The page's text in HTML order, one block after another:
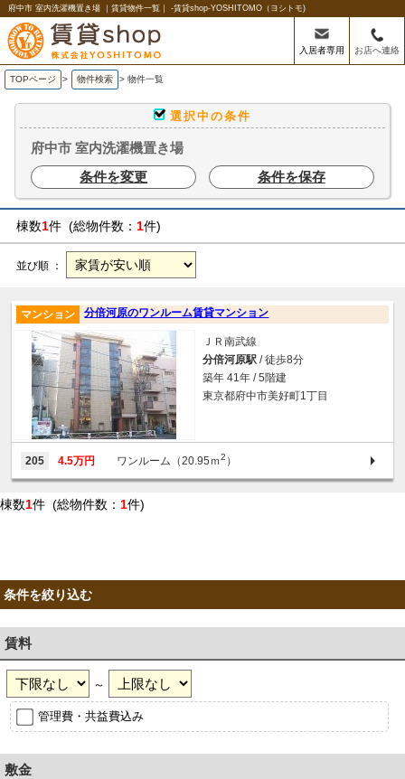
府中市 室内洗濯機置き場 ｜賃貸物件一覧｜ -賃貸shop-YOSHITOMO（ヨシトモ)
入居者専用 お店へ連絡
TOPページ > 物件検索 > 物件一覧
選択中の条件
府中市 室内洗濯機置き場
条件を変更
条件を保存
棟数1件 (総物件数： 1件)
並び順 ：
分倍河原のワンルーム賃貸マンション
マンション
ＪＲ南武線
分倍河原駅 / 徒歩8分
築年 41年 / 5階建
東京都府中市美好町1丁目
205 4.5万円 ワンルーム（20.95ｍ2 ）
棟数1件 (総物件数： 1件)
条件を絞り込む
賃料
～
管理費・共益費込み
敷金